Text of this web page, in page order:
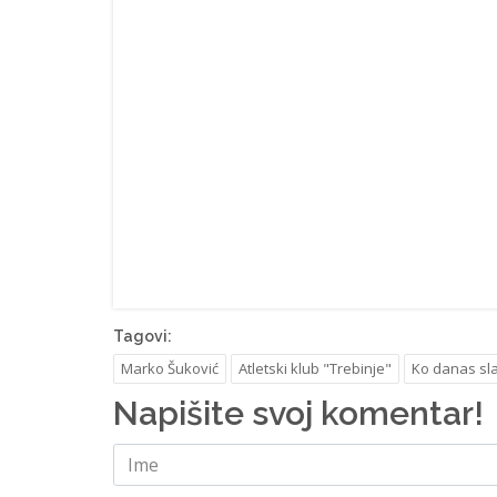
Tagovi:
Marko Šuković Atletski klub "Trebinje" Ko danas
Napišite svoj komentar!